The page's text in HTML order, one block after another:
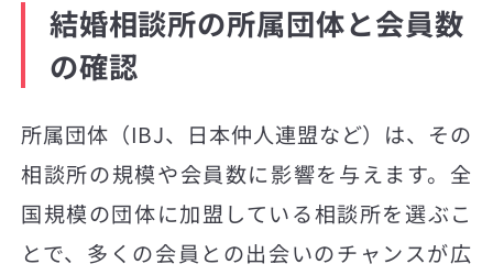
結婚相談所の所属団体と会員数
の確認
所属団体（IBJ、日本仲人連盟など）は、その
相談所の規模や会員数に影響を与えます。全
国規模の団体に加盟している相談所を選ぶこ
とで、多くの会員との出会いのチャンスが広